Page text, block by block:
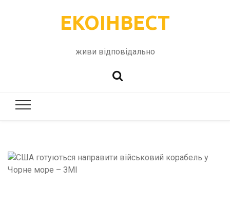
ЕКОІНВЕСТ
живи відповідально